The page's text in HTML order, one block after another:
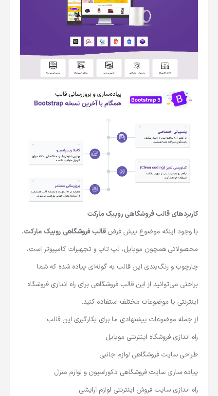
کاربردهای قالب فروشگاهی روبیک مارکت
با وجود اینکه موضوع پیش فرضقالب فروشگاهی روبیک مارکت،
محصولاتی همچون موبایل، لپ تاپ و تجهیرات کامپیوتر است،
چارچوب و رنگ‌بندی این قالب به گونه‌ای پیاده شده که شما
براحتی می‌توانید از این قالب فروشگاهی برای راه اندازی فروشگاه
اینترنتی با موضوعات مختلف استفاده کنید.
از جمله موضوعات پیشنهادی ما برای بکارگیری این قالب:
راه اندازی فروشگاه اینترنتی موبایل
طراحی سایت فروشگاهی لوازم جانبی
پیاده سازی سایت فروشگاهی دکوراسیون و لوازم منزل
راه اندازی سایت فروش اینترنتی لوازم آرایشی